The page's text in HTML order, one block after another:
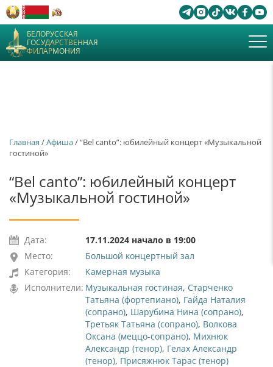
БЕЛОРУССКАЯ
ГОСУДАРСТВЕННАЯ
ФИЛАРМОНИЯ
Главная /Афиша/ “Bel canto”: юбилейный концерт «Музыкальной
гостиной»
“Bel canto”: юбилейный концерт
«Музыкальной гостиной»
Дата:
17.11.2024 начало в 19:00
Место:
Большой концертный зал
Категория:
Камерная музыка
Исполнители: Музыкальная гостиная, Старченко
Татьяна (фортепиано), Гайда Наталия
(сопрано), Шарубина Нина (сопрано),
Третьяк Татьяна (сопрано), Волкова
Оксана (меццо-сопрано), Михнюк
Александр (тенор), Гелах Александр
(тенор), Присяжнюк Тарас (тенор)